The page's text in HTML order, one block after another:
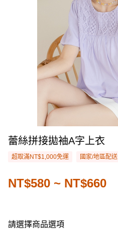
蕾絲拼接拋袖A字上衣
超取滿NT$1,000免運 國家/地區配送
NT$580 ~ NT$660
請選擇商品選項